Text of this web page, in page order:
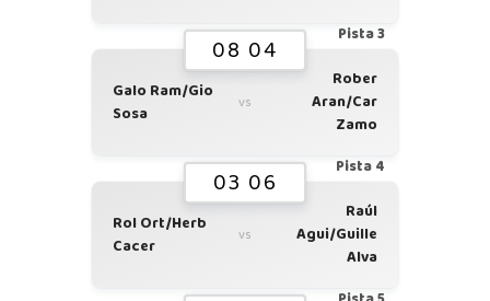
Pista 3
08 04
Galo Ram/Gio
Sosa
vs
Rober
Aran/Car
Zamo
Pista 4
03 06
Rol Ort/Herb
Cacer
vs
Raúl
Agui/Guille
Alva